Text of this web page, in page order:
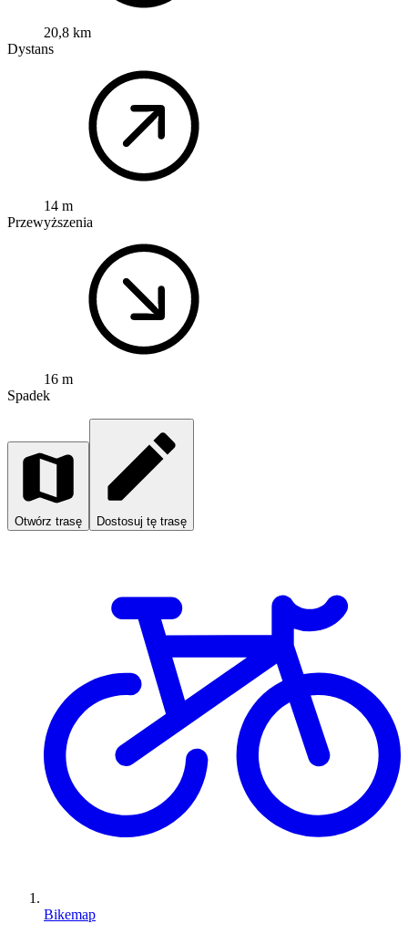
20,8 km
Dystans
14 m
Przewyższenia
16 m
Spadek
Otwórz trasę Dostosuj tę trasę
Bikemap